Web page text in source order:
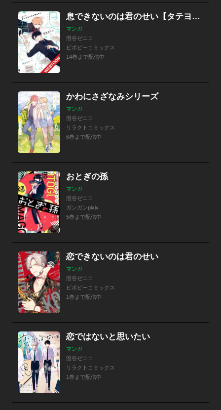
息できないのは君のせい【タテヨミ】
マンガ
澄谷ゼニコ
ビボピーコミックス
14巻まで配信中
かわにさざなみシリーズ
マンガ
澄谷ゼニコ
リラクトコミックス
6巻まで配信中
おとぎの孫
マンガ
澄谷ゼニコ
ガンガンpixiv
5巻まで配信中
恋できないのは君のせい
マンガ
澄谷ゼニコ
ビボピーコミックス
1巻まで配信中
恋ではないと思いたい
マンガ
澄谷ゼニコ
リラクトコミックス
1巻まで配信中